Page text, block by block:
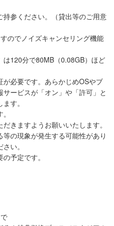
持参ください。（貸出等のご用意
のでノイズキャンセリング機能
は120分で80MB（0.08GB）ほど
が必要です。あらかじめOSやブ
ービスが「オン」や「許可」と
す。
きますようお願いいたします。
等の現象が発生する可能性があり
い。
予定です。